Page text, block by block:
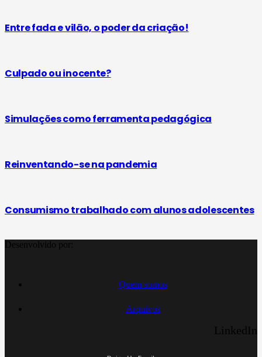
Entre fada e vilão, o poder da criação!
Culpado ou inocente?
Simulações como ferramenta pedagógica
Reinventando-se na pandemia
Consumismo trabalhado com alunos adolescentes
Desenvolvido por:
Quem somos
Arquivos
LinkedIn